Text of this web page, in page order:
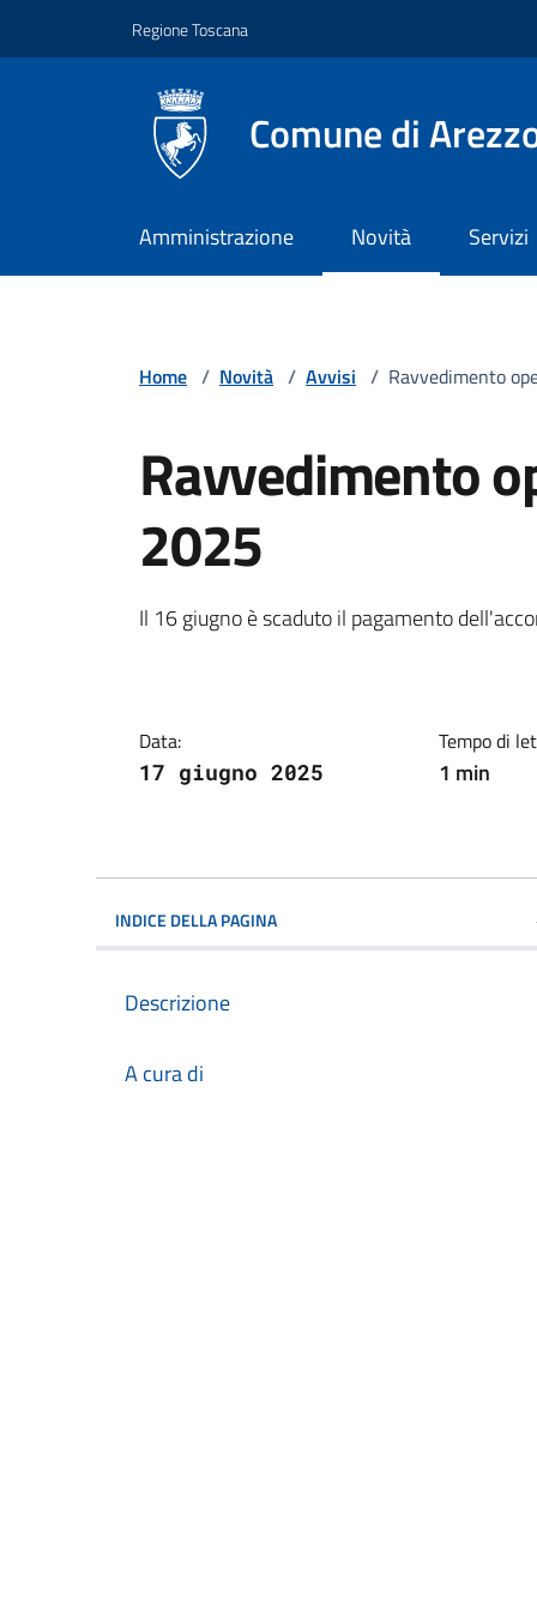
Regione Toscana
Comune di
Amministrazione Novità Servizi
Home / Novità / Avvisi / Ravvedimento
Ravvedimento
2025
Dettagli della
Il 16 giugno è scaduto il pagamento
Data:
17 giugno 2025
Tempo di
1 min
INDICE DELLA PAGINA
Descrizione
A cura di